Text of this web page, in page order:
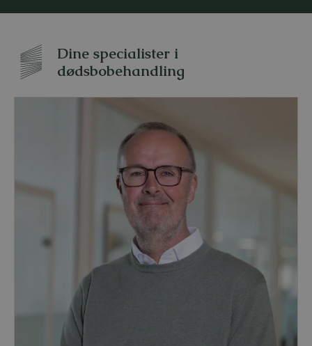
Dine specialister i
dødsbobehandling